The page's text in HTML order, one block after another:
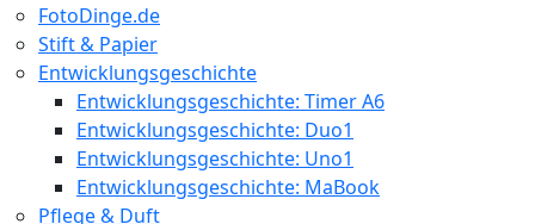
FotoDinge.de
Stift & Papier
Entwicklungsgeschichte
Entwicklungsgeschichte: Timer A6
Entwicklungsgeschichte: Duo1
Entwicklungsgeschichte: Uno1
Entwicklungsgeschichte: MaBook
Pflege & Duft